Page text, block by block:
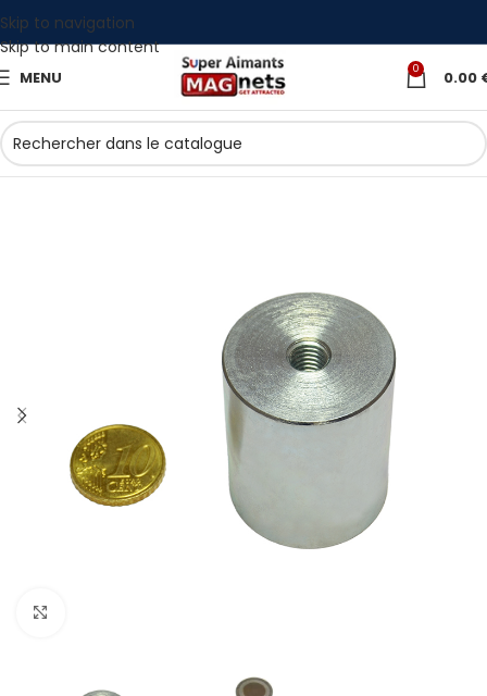
Skip to navigation
Skip to main content
MENU 0 0.00